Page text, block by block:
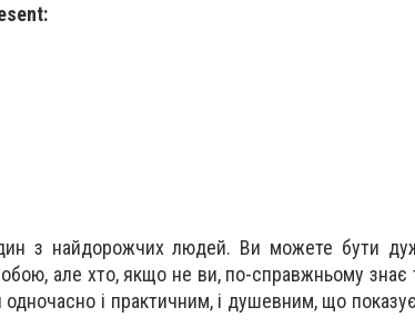
з найдорожчих людей. Ви можете бути
але хто, якщо не ви, по-справжньому знає
одночасно і практичним, і душевним, що